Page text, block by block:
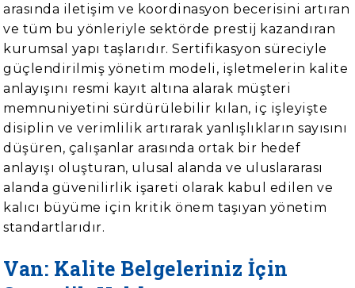
arasında iletişim ve koordinasyon becerisini artıran
ve tüm bu yönleriyle sektörde prestij kazandıran
kurumsal yapı taşlarıdır. Sertifikasyon süreciyle
güçlendirilmiş yönetim modeli, işletmelerin kalite
anlayışını resmi kayıt altına alarak müşteri
memnuniyetini sürdürülebilir kılan, iç işleyişte
disiplin ve verimlilik artırarak yanlışlıkların sayısını
düşüren, çalışanlar arasında ortak bir hedef
anlayışı oluşturan, ulusal alanda ve uluslararası
alanda güvenilirlik işareti olarak kabul edilen ve
kalıcı büyüme için kritik önem taşıyan yönetim
standartlarıdır.
Van: Kalite Belgeleriniz İçin